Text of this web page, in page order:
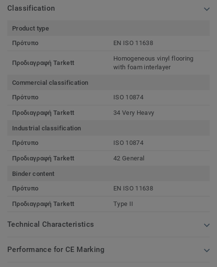
Classification
Product type
Πρότυπο
EN ISO 11638
Προδιαγραφή Tarkett
Homogeneous vinyl flooring
with foam interlayer
Commercial classification
Πρότυπο
ISO 10874
Προδιαγραφή Tarkett 34 Very Heavy
Industrial classification
Πρότυπο
ISO 10874
Προδιαγραφή Tarkett 42 General
Binder content
Πρότυπο
EN ISO 11638
Προδιαγραφή Tarkett Type II
Technical Characteristics
Performance for CE Marking